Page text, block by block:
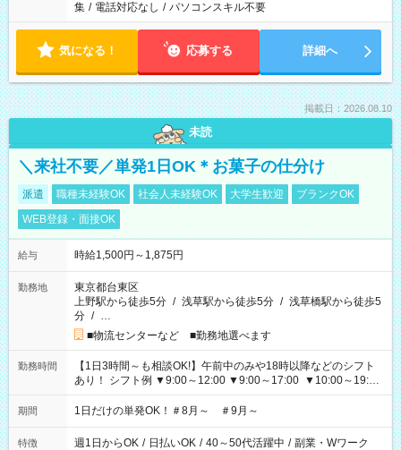
集 / 電話対応なし / パソコンスキル不要
気になる！ 応募する 詳細へ
掲載日：2026.08.10
未読
＼来社不要／単発1日OK＊お菓子の仕分け
派遣 職種未経験OK 社会人未経験OK 大学生歓迎
ブランクOK
WEB登録・面接OK
給与 時給1,500円～1,875円
勤務地
東京都台東区
上野駅から徒歩5分 / 浅草駅から徒歩5分 / 浅草橋駅から徒歩5
分 / …
■物流センターなど ■勤務地選べます
勤務時間
【1日3時間～も相談OK!】午前中のみや18時以降などのシフト
あり！ シフト例 ▼9:00～12:00 ▼9:00～17:00 ▼10:00～19:00
▼18:00～21:00
期間 1日だけの単発OK！＃8月～ ＃9月～
特徴 週1日からOK / 日払いOK / 40～50代活躍中 / 副業・Wワーク